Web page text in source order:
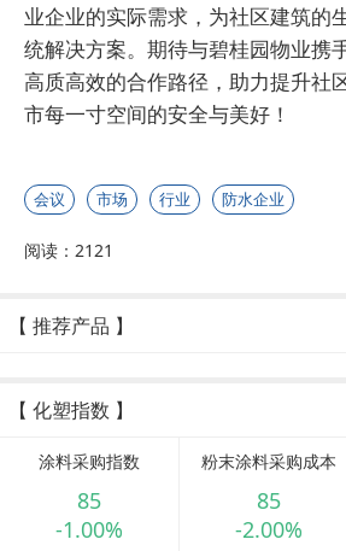
业企业的实际需求，为社区建筑的
统解决方案。期待与碧桂园物业携
高质高效的合作路径，助力提升社
市每一寸空间的安全与美好！
会议 市场 行业 防水企业
阅读：2121
【 推荐产品 】
【 化塑指数 】
涂料采购指数
85
-1.00%
粉末涂料采购成本
85
-2.00%